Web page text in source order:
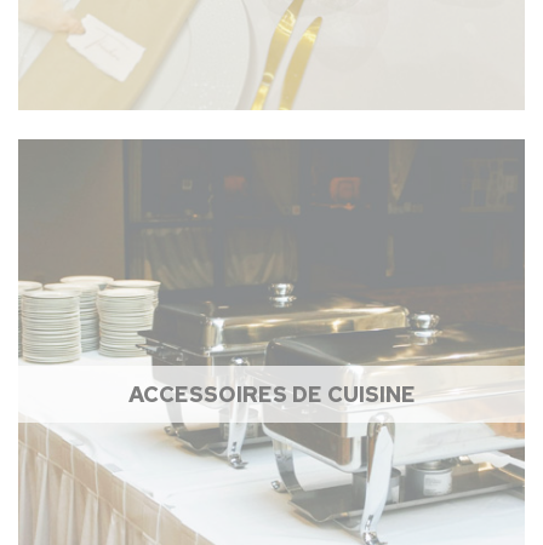
ACCESSOIRES DE CUISINE